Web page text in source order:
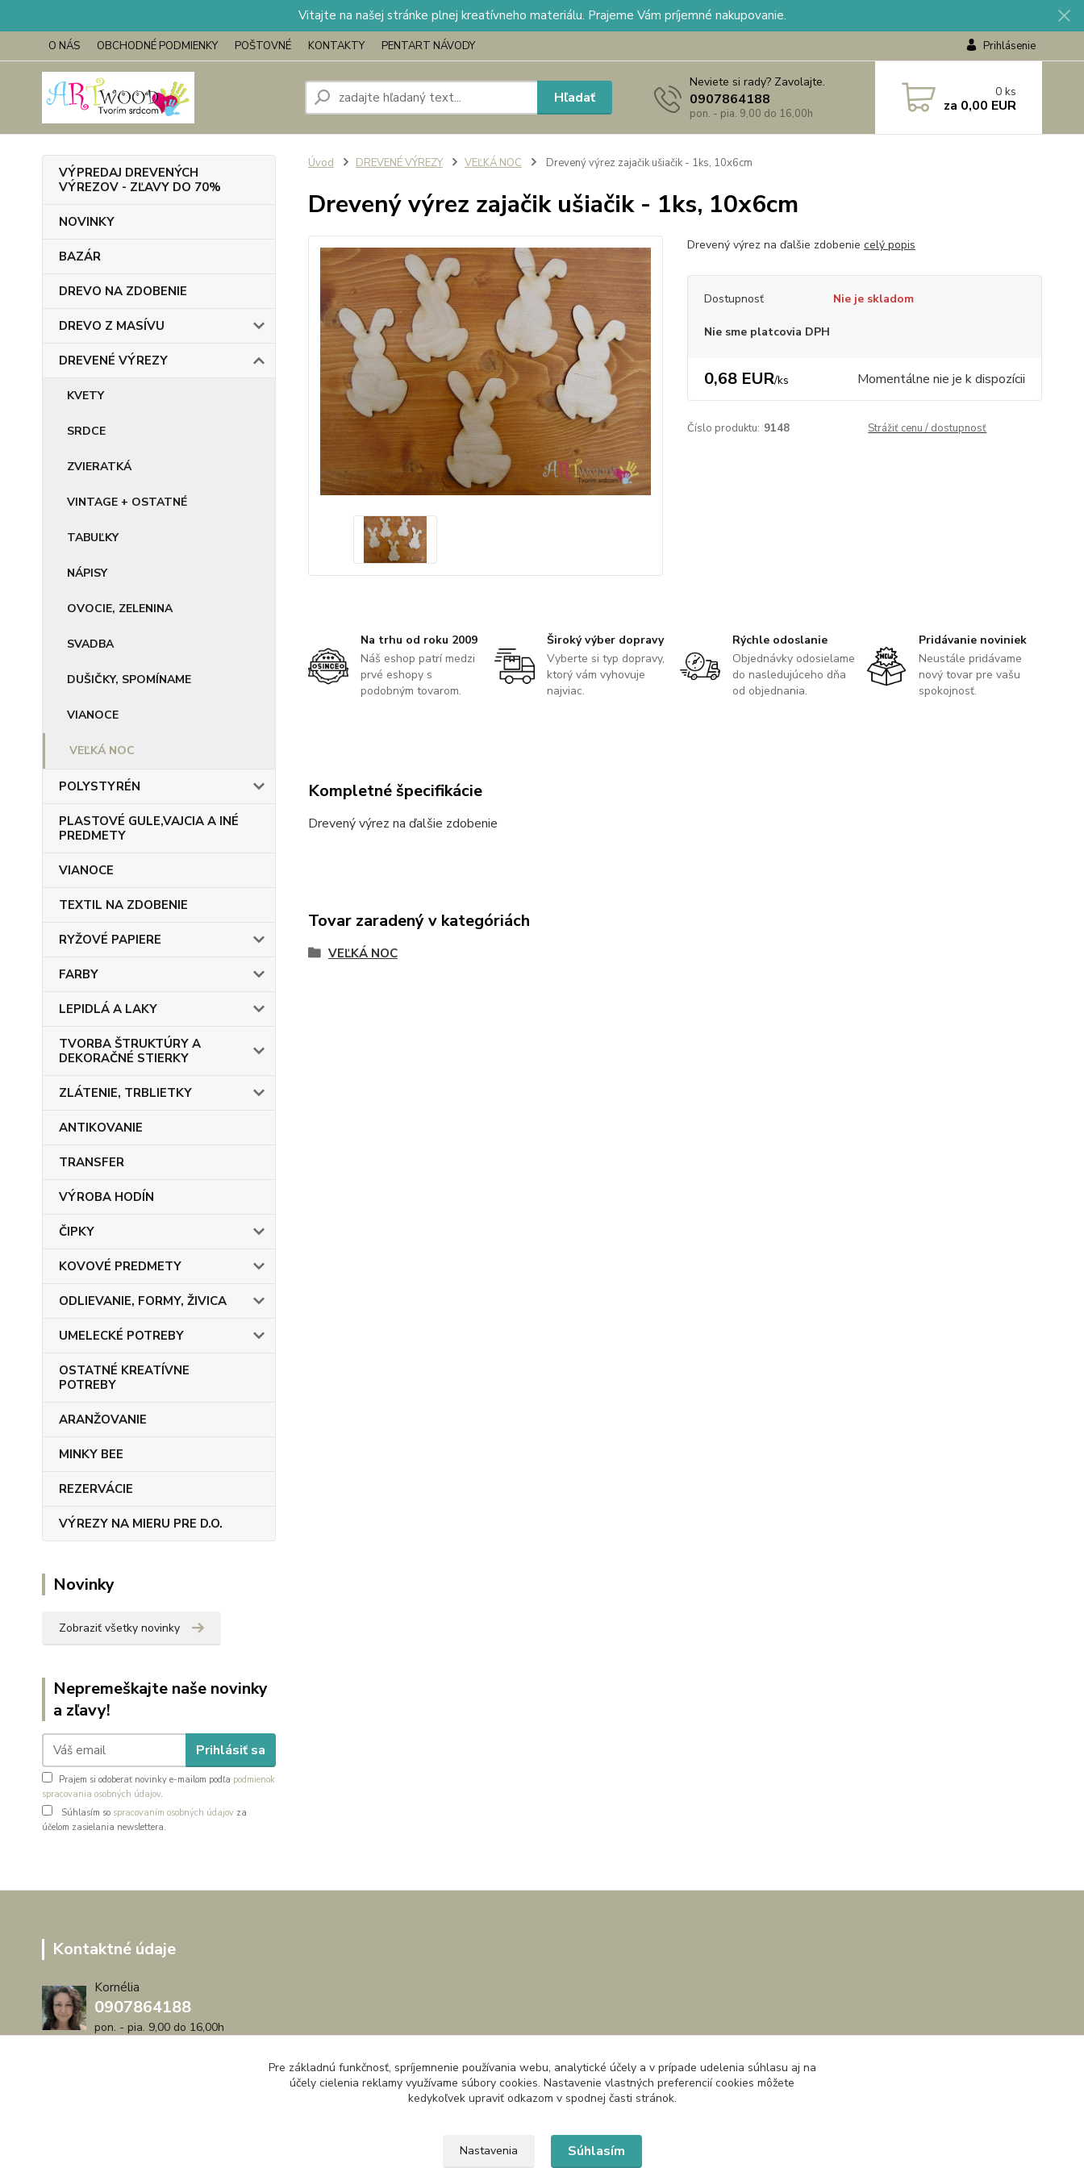
Vitajte na našej stránke plnej kreatívneho materiálu. Prajeme Vám príjemné nakupovanie.
O NÁS OBCHODNÉ PODMIENKY POŠTOVNÉ KONTAKTY PENTART NÁVODY Prihlásenie
Hľadať
Neviete si rady? Zavolajte.
0907864188
pon. - pia. 9,00 do 16,00h
0 ks
za 0,00 EUR
VÝPREDAJ DREVENÝCH
VÝREZOV - ZĽAVY DO 70%
NOVINKY
BAZÁR
DREVO NA ZDOBENIE
DREVO Z MASÍVU
DREVENÉ VÝREZY
KVETY
SRDCE
ZVIERATKÁ
VINTAGE + OSTATNÉ
TABUĽKY
NÁPISY
OVOCIE, ZELENINA
SVADBA
DUŠIČKY, SPOMÍNAME
VIANOCE
VEĽKÁ NOC
POLYSTYRÉN
PLASTOVÉ GULE,VAJCIA A INÉ
PREDMETY
VIANOCE
TEXTIL NA ZDOBENIE
RYŽOVÉ PAPIERE
FARBY
LEPIDLÁ A LAKY
TVORBA ŠTRUKTÚRY A
DEKORAČNÉ STIERKY
ZLÁTENIE, TRBLIETKY
ANTIKOVANIE
TRANSFER
VÝROBA HODÍN
ČIPKY
KOVOVÉ PREDMETY
ODLIEVANIE, FORMY, ŽIVICA
UMELECKÉ POTREBY
OSTATNÉ KREATÍVNE
POTREBY
ARANŽOVANIE
MINKY BEE
REZERVÁCIE
VÝREZY NA MIERU PRE D.O.
Novinky
Zobraziť všetky novinky
Nepremeškajte naše novinky
a zľavy!
Prihlásiť sa
Prajem si odoberať novinky e-mailom podľa podmienok
spracovania osobných údajov.
Súhlasím so spracovaním osobných údajov za
účelom zasielania newslettera.
Úvod DREVENÉ VÝREZY VEĽKÁ NOC Drevený výrez zajačik ušiačik - 1ks, 10x6cm
Drevený výrez zajačik ušiačik - 1ks, 10x6cm
Drevený výrez na ďalšie zdobenie celý popis
Dostupnosť Nie je skladom
Nie sme platcovia DPH
0,68 EUR/ks Momentálne nie je k dispozícii
Číslo produktu: 9148 Strážiť cenu / dostupnosť
Na trhu od roku 2009
Náš eshop patrí medzi
prvé eshopy s
podobným tovarom.
Široký výber dopravy
Vyberte si typ dopravy,
ktorý vám vyhovuje
najviac.
Rýchle odoslanie
Objednávky odosielame
do nasledujúceho dňa
od objednania.
Pridávanie noviniek
Neustále pridávame
nový tovar pre vašu
spokojnosť.
Kompletné špecifikácie
Drevený výrez na ďalšie zdobenie
Tovar zaradený v kategóriách
VEĽKÁ NOC
Kontaktné údaje
Kornélia
0907864188
pon. - pia. 9,00 do 16,00h
Pre základnú funkčnosť, spríjemnenie používania webu, analytické účely a v prípade udelenia súhlasu aj na
účely cielenia reklamy využívame súbory cookies. Nastavenie vlastných preferencií cookies môžete
kedykoľvek upraviť odkazom v spodnej časti stránok.
Nastavenia Súhlasím